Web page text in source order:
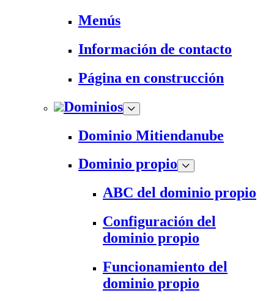
Menús
Información de contacto
Página en construcción
Dominios
Dominio Mitiendanube
Dominio propio
ABC del dominio propio
Configuración del
dominio propio
Funcionamiento del
dominio propio